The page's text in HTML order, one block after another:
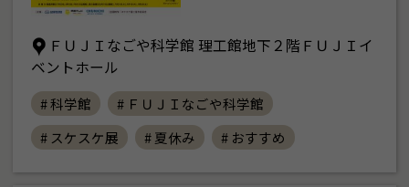
ＦＵＪＩなごや科学館 理工館地下２階ＦＵＪＩイ
ベントホール
# 科学館
# ＦＵＪＩなごや科学館
# スケスケ展
# 夏休み # おすすめ